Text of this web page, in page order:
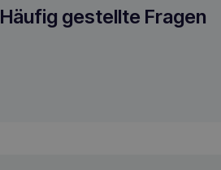
Häufig gestellte Fragen